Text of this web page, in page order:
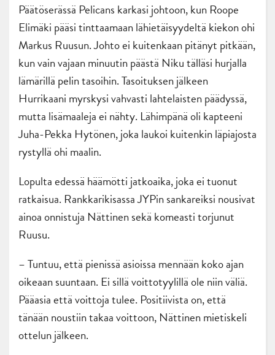
Päätöserässä Pelicans karkasi johtoon, kun Roope
Elimäki pääsi tinttaamaan lähietäisyydeltä kiekon ohi
Markus Ruusun. Johto ei kuitenkaan pitänyt pitkään,
kun vain vajaan minuutin päästä Niku tälläsi hurjalla
lämärillä pelin tasoihin. Tasoituksen jälkeen
Hurrikaani myrskysi vahvasti lahtelaisten päädyssä,
mutta lisämaaleja ei nähty. Lähimpänä oli kapteeni
Juha-Pekka Hytönen, joka laukoi kuitenkin läpiajosta
rystyllä ohi maalin.
Lopulta edessä häämötti jatkoaika, joka ei tuonut
ratkaisua. Rankkarikisassa JYPin sankareiksi nousivat
ainoa onnistuja Nättinen sekä komeasti torjunut
Ruusu.
– Tuntuu, että pienissä asioissa mennään koko ajan
oikeaan suuntaan. Ei sillä voittotyylillä ole niin väliä.
Pääasia että voittoja tulee. Positiivista on, että
tänään noustiin takaa voittoon, Nättinen mietiskeli
ottelun jälkeen.